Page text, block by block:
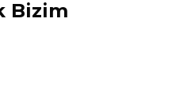
Bizim